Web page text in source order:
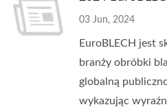
03 Jun, 2024
EuroBLECH jest
branży obróbki
globalną
wykazując